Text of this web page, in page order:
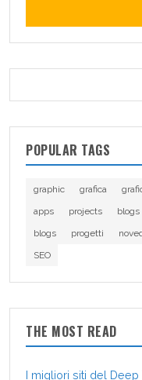
POPULAR TAGS
graphic grafica
apps
projects blogs
blogs
progetti
SEO
THE MOST READ
I migliori siti del